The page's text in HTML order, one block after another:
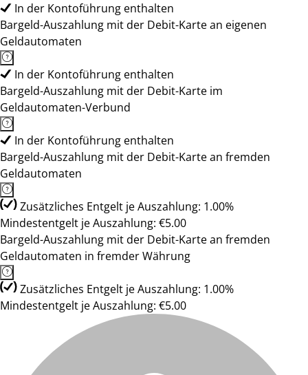
In der Kontoführung enthalten
Bargeld-Auszahlung mit der Debit-Karte an eigenen
Geldautomaten
In der Kontoführung enthalten
Bargeld-Auszahlung mit der Debit-Karte im
Geldautomaten-Verbund
In der Kontoführung enthalten
Bargeld-Auszahlung mit der Debit-Karte an fremden
Geldautomaten
Zusätzliches Entgelt je Auszahlung: 1.00%
Mindestentgelt je Auszahlung: €5.00
Bargeld-Auszahlung mit der Debit-Karte an fremden
Geldautomaten in fremder Währung
Zusätzliches Entgelt je Auszahlung: 1.00%
Mindestentgelt je Auszahlung: €5.00